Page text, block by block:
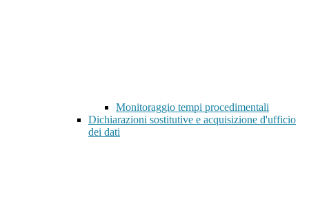
Monitoraggio tempi procedimentali
Dichiarazioni sostitutive e acquisizione d'ufficio
dei dati